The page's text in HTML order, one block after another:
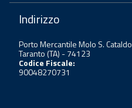
Indirizzo
Porto Mercantile Molo S. Cataldo
Taranto (TA) - 74123
Codice Fiscale:
90048270731